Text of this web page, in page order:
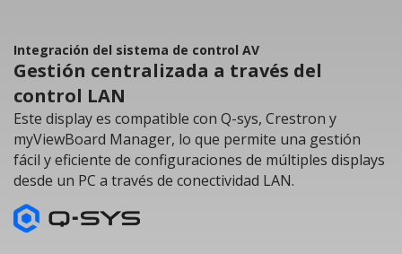
Integración del sistema de control AV
Gestión centralizada a través del
control LAN
Este display es compatible con Q-sys, Crestron y
myViewBoard Manager, lo que permite una gestión
fácil y eficiente de configuraciones de múltiples displays
desde un PC a través de conectividad LAN.